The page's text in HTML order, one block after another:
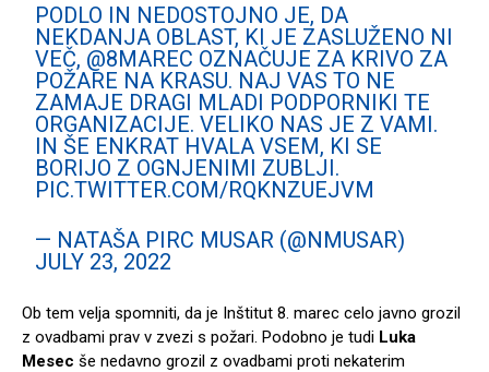
PODLO IN NEDOSTOJNO JE, DA
NEKDANJA OBLAST, KI JE ZASLUŽENO NI
VEČ, @8MAREC OZNAČUJE ZA KRIVO ZA
POŽARE NA KRASU. NAJ VAS TO NE
ZAMAJE DRAGI MLADI PODPORNIKI TE
ORGANIZACIJE. VELIKO NAS JE Z VAMI.
IN ŠE ENKRAT HVALA VSEM, KI SE
BORIJO Z OGNJENIMI ZUBLJI.
PIC.TWITTER.COM/RQKNZUEJVM
— NATAŠA PIRC MUSAR (@NMUSAR)
JULY 23, 2022
Ob tem velja spomniti, da je Inštitut 8. marec celo javno grozil
z ovadbami prav v zvezi s požari. Podobno je tudi Luka
Mesec še nedavno grozil z ovadbami proti nekaterim